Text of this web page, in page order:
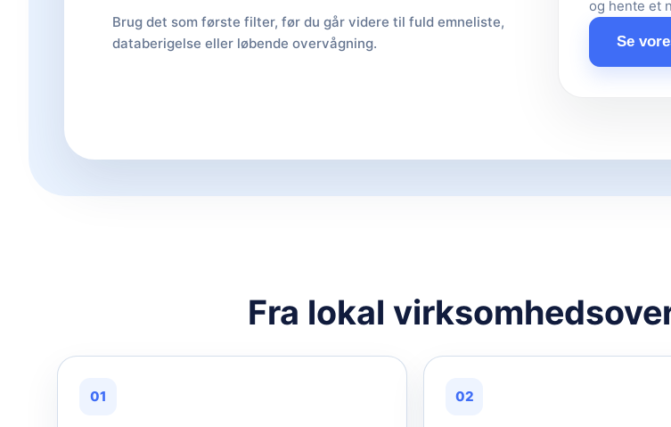
Brug det som første filter, før du går videre til fuld emneliste,
databerigelse eller løbende overvågning.
og hente et
Se
Fra lokal
01 02